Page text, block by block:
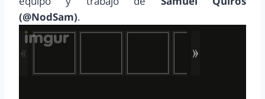
(@NodSam).